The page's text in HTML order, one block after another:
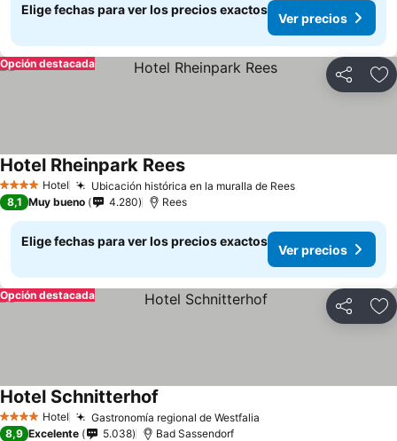
Elige fechas para ver los precios exactos
Ver precios
Compartir
Opción destacada
4 EstrellasHotel Ubicación histórica en la muralla de ReesVer precios
Hotel Rheinpark ReesVer precios
8,1 Muy bueno 4.280 Rees
Elige fechas para ver los precios exactos
Ver precios
Compartir
Opción destacada
4 EstrellasHotel Gastronomía regional de Westfalia
Hotel Schnitterhof
8,9 Excelente 5.038 Bad Sassendorf